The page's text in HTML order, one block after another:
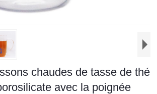
chaudes de tasse de thé
avec la poignée